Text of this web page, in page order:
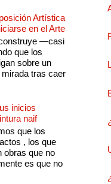
Artística
en el Arte
—casi
que los
sobre un
tras caer
inicios
naif
que los
, los que
obras que no
es que no